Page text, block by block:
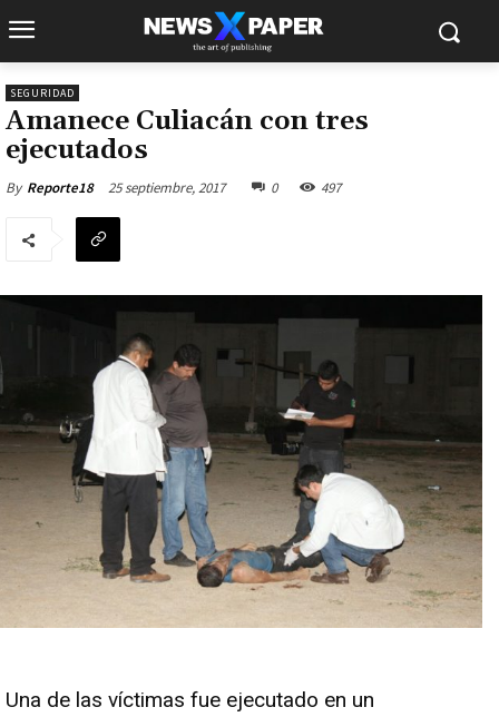
SEGURIDAD
Amanece Culiacán con tres
ejecutados
By Reporte18 25 septiembre, 2017 0 497
Una de las víctimas fue ejecutado en un